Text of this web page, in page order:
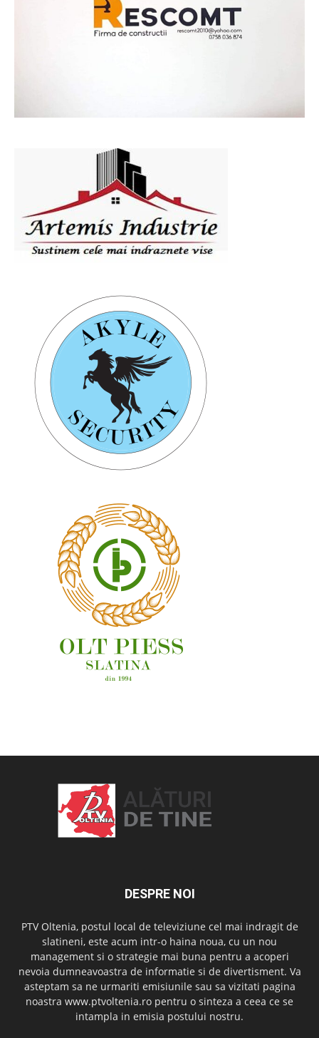
DESPRE NOI
PTV Oltenia, postul local de televiziune cel mai indragit de
slatineni, este acum intr-o haina noua, cu un nou
management si o strategie mai buna pentru a acoperi
nevoia dumneavoastra de informatie si de divertisment. Va
asteptam sa ne urmariti emisiunile sau sa vizitati pagina
noastra www.ptvoltenia.ro pentru o sinteza a ceea ce se
intampla in emisia postului nostru.